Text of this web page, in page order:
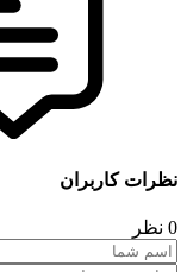
نظرات کاربران
0 نظر